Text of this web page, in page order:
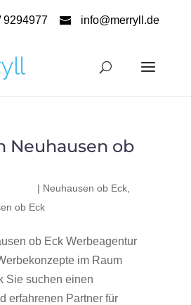
9294977 info@merryll.de
Neuhausen ob
| Neuhausen ob Eck,
ob Eck
ob Eck Werbeagentur
im Raum
Sie suchen einen
erfahrenen Partner für